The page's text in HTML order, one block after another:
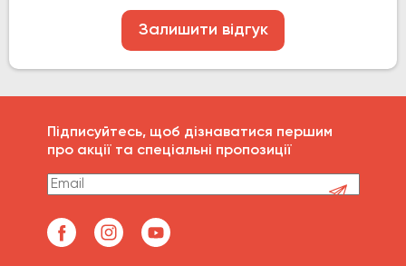
Залишити відгук
Підписуйтесь, щоб дізнаватися першим
про акції та спеціальні пропозиції